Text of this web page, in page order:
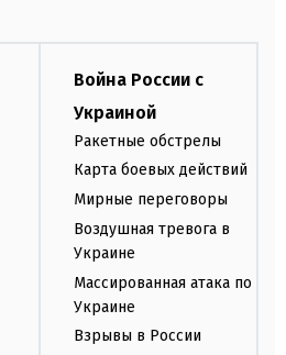
Война России с
Украиной
Ракетные обстрелы
Карта боевых действий
Мирные переговоры
Воздушная тревога в
Украине
Массированная атака по
Украине
Взрывы в России